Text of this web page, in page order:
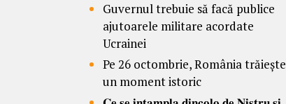
Guvernul trebuie să facă publice
ajutoarele militare acordate
Ucrainei
Pe 26 octombrie, România trăiește
un moment istoric